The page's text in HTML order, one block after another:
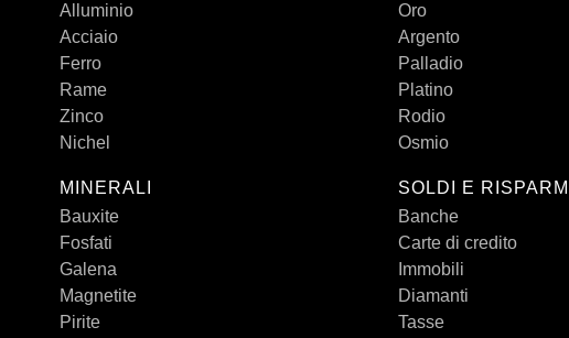
Alluminio
Acciaio
Ferro
Rame
Zinco
Nichel
MINERALI
Bauxite
Fosfati
Galena
Magnetite
Pirite
Oro
Argento
Palladio
Platino
Rodio
Osmio
SOLDI E RISPARMI
Banche
Carte di credito
Immobili
Diamanti
Tasse